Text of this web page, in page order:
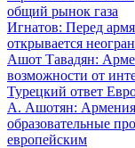
общий рынок газа
Игнатов: Перед
открывается
Ашот Тавадян:
возможности от
Турецкий ответ
А. Ашотян: Армения
образовательные
европейским